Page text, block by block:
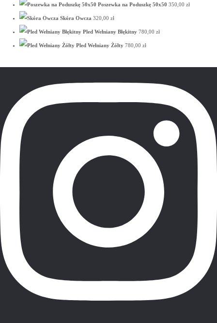
Poszewka na Poduszkę 50x50 350,00 zł
Skóra Owcza 320,00 zł
Pled Wełniany Błękitny 780,00 zł
Pled Wełniany Żółty 780,00 zł